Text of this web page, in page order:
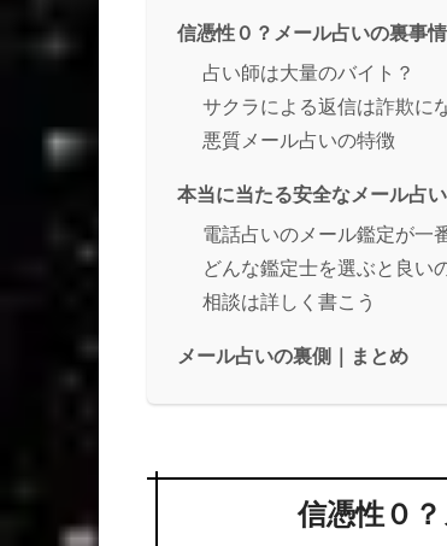
信憑性０？メール占いの裏事
占い師は大量のバイト？
サクラによる返信は詐欺に
悪質メール占いの特徴
本当に当たる安全なメール占
電話占いのメール鑑定が一
どんな鑑定士を選ぶと良い
相談は詳しく書こう
メール占いの裏側｜まとめ
信憑性０